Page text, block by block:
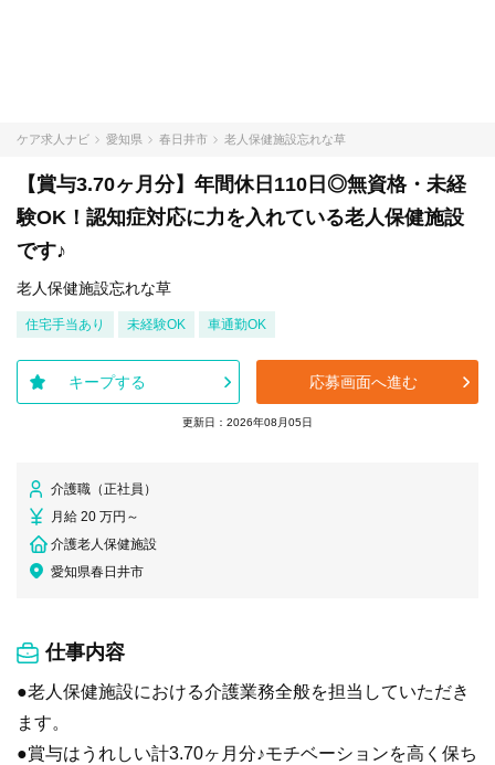
ケア求人ナビ 愛知県 春日井市 老人保健施設忘れな草
【賞与3.70ヶ月分】年間休日110日◎無資格・未経
験OK！認知症対応に力を入れている老人保健施設
です♪
老人保健施設忘れな草
住宅手当あり 未経験OK 車通勤OK
キープする 応募画面へ進む
更新日：2026年08月05日
介護職（正社員）
月給 20 万円～
介護老人保健施設
愛知県春日井市
仕事内容
●老人保健施設における介護業務全般を担当していただき
ます。
●賞与はうれしい計3.70ヶ月分♪モチベーションを高く保ち